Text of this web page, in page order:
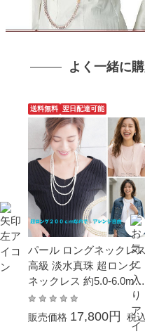
よく一緒に
送料無料 翌日配達可能
パール ロングネックレス
高級 淡水真珠 超ロング
ネックレス 約5.0-6.0mm
200cm シンチュウ 結婚
式 冠婚葬祭 本真珠 成人
式 卒業式 入学式 母の日
販売価格 17,800円 税込